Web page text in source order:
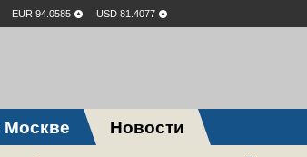
EUR 94.0585 USD 81.4077
Новости